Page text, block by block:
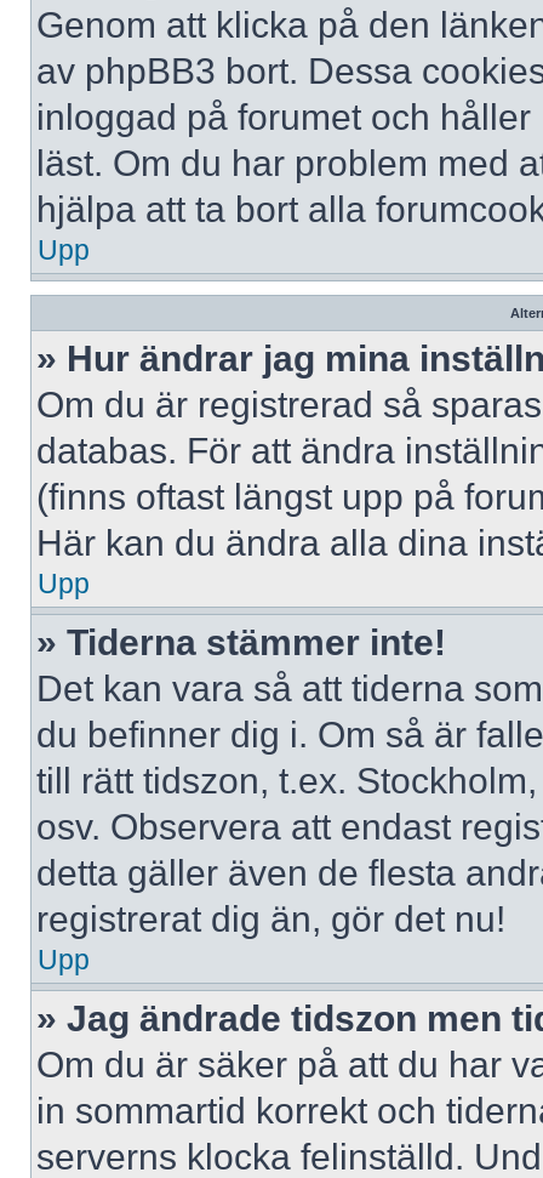
Genom att klicka på den
av phpBB3 bort. Dessa
inloggad på forumet och
läst. Om du har problem med
hjälpa att ta bort alla
Upp
» Hur ändrar jag mina
Om du är registrerad så
databas. För att ändra
(finns oftast längst upp på
Här kan du ändra alla dina
Upp
» Tiderna stämmer inte!
Det kan vara så att tiderna
du befinner dig i. Om så är
till rätt tidszon, t.ex.
osv. Observera att endast
detta gäller även de flesta
registrerat dig än, gör det nu!
Upp
» Jag ändrade tidszon men
Om du är säker på att du har
in sommartid korrekt och
serverns klocka felinställd.